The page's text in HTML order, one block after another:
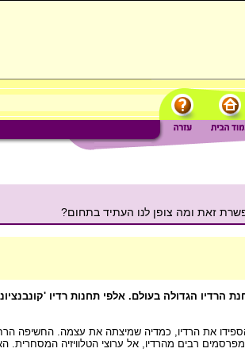
זאת ומה צופן לנו העתיד בתחום?
הרדיו הגדולה בעולם. אלפי תחנות רדיו
רבים מהרדיו, אל ערוצי הטלוויזיה המסחרית.